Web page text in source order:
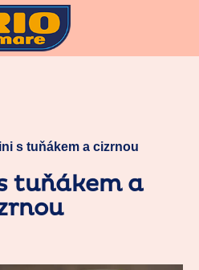
s tuňákem a cizrnou
tuňákem a